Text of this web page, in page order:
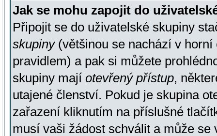
Jak se mohu zapojit do
Připojit se do uživatelské skupiny
skupiny(většinou se nachází v horní
pravidlem) a pak si můžete
skupiny mají otevřený přístup,
utajené členství. Pokud je skupina
zařazení kliknutím na příslušné
musí vaši žádost schválit a může se